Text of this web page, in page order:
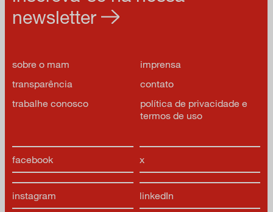
facebook x
instagram linkedIn
newsletter
sobre o mam
imprensa
transparência
contato
trabalhe conosco
política de privacidade e
termos de uso